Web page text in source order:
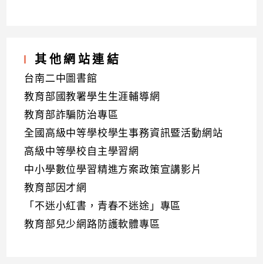
其他網站連結
台南二中圖書館
教育部國教署學生生涯輔導網
教育部詐騙防治專區
全國高級中等學校學生事務資訊暨活動網站
高級中等學校自主學習網
中小學數位學習精進方案政策宣講影片
教育部因才網
「不迷小紅書，青春不迷途」專區
教育部兒少網路防護軟體專區